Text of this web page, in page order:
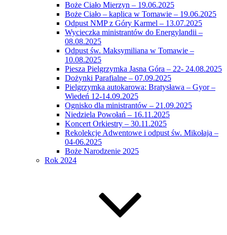
Boże Ciało Mierzyn – 19.06.2025
Boże Ciało – kaplica w Tomawie – 19.06.2025
Odpust NMP z Góry Karmel – 13.07.2025
Wycieczka ministrantów do Energylandii –
08.08.2025
Odpust św. Maksymiliana w Tomawie –
10.08.2025
Piesza Pielgrzymka Jasna Góra – 22- 24.08.2025
Dożynki Parafialne – 07.09.2025
Pielgrzymka autokarowa: Bratysława – Gyor –
Wiedeń 12-14.09.2025
Ognisko dla ministrantów – 21.09.2025
Niedziela Powołań – 16.11.2025
Koncert Orkiestry – 30.11.2025
Rekolekcje Adwentowe i odpust św. Mikołaja –
04-06.2025
Boże Narodzenie 2025
Rok 2024